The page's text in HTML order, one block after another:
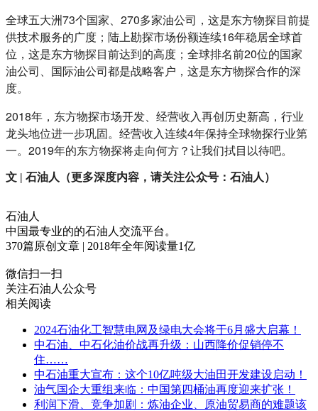
全球五大洲73个国家、270多家油公司，这是东方物探目前提
供技术服务的广度；陆上勘探市场份额连续16年稳居全球首
位，这是东方物探目前达到的高度；全球排名前20位的国家
油公司、国际油公司都是战略客户，这是东方物探合作的深
度。
2018年，东方物探市场开发、经营收入再创历史新高，行业
龙头地位进一步巩固。经营收入连续4年保持全球物探行业第
一。2019年的东方物探将走向何方？让我们拭目以待吧。
文 | 石油人 （更多深度内容，请关注公众号： 石油人 ）
石油人
中国最专业的的石油人交流平台。
370篇原创文章 | 2018年全年阅读量1亿
微信扫一扫
关注石油人公众号
相关阅读
2024石油化工智慧电网及绿电大会将于6月盛大启幕！
中石油、中石化油价战再升级：山西降价促销停不
住……
中石油重大宣布：这个10亿吨级大油田开发建设启动！
油气国企大重组来临：中国第四桶油再度迎来扩张！
利润下滑、竞争加剧：炼油企业、原油贸易商的难题该